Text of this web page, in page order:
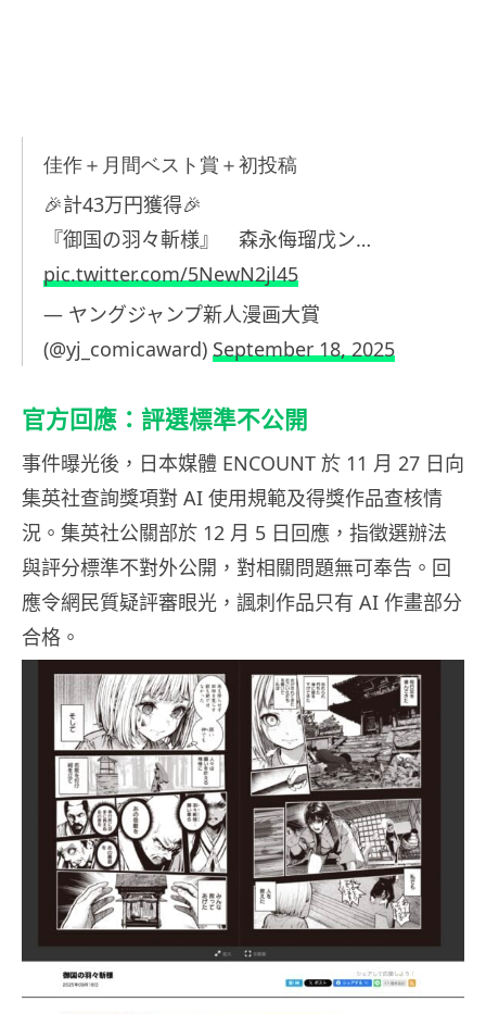
佳作＋月間ベスト賞＋初投稿
🎉計43万円獲得🎉
『御国の羽々斬様』 森永侮瑠戊ン…
pic.twitter.com/5NewN2jl45
— ヤングジャンプ新人漫画大賞
(@yj_comicaward) September 18, 2025
官方回應：評選標準不公開
事件曝光後，日本媒體 ENCOUNT 於 11 月 27 日向
集英社查詢獎項對 AI 使用規範及得獎作品查核情
況。集英社公關部於 12 月 5 日回應，指徵選辦法
與評分標準不對外公開，對相關問題無可奉告。回
應令網民質疑評審眼光，諷刺作品只有 AI 作畫部分
合格。